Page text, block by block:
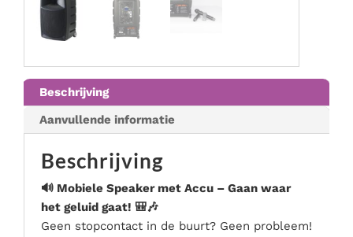
Podium & presentatie
Serveer materialen
Speciale effecten
Tafel accessoires
Veiligheid, hygiëne & afvalverwerking
Beschrijving
Aanvullende informatie
Beschrijving
🔊 Mobiele Speaker met Accu – Gaan waar
het geluid gaat! 🎒🎶
Geen stopcontact in de buurt? Geen probleem!